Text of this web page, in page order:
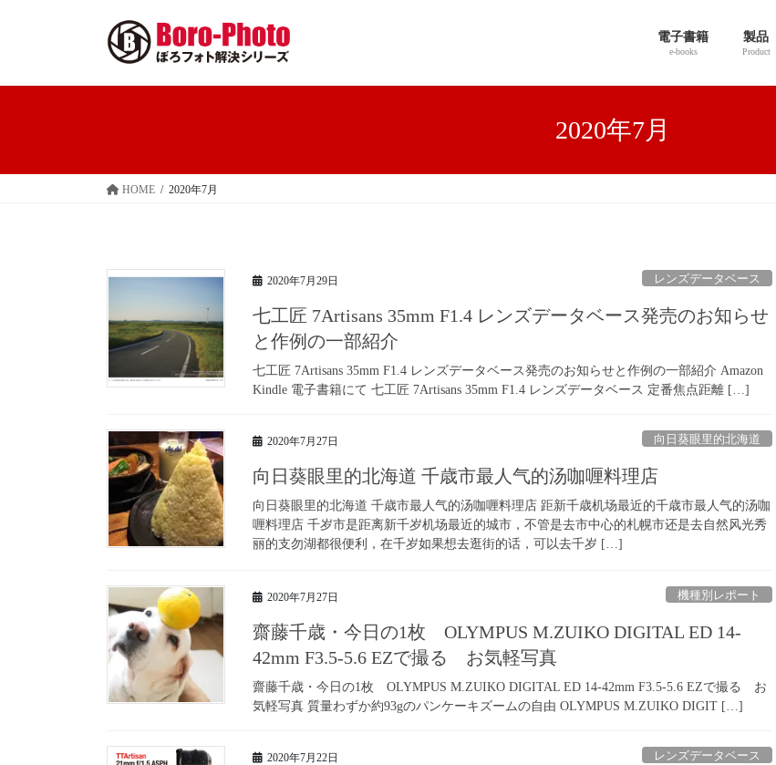
電子書籍
e-books
製品
Product
2020年7月
HOME 2020年7月
2020年7月29日 レンズデータベース
七工匠 7Artisans 35mm F1.4 レンズデータベース発売のお知らせ
と作例の一部紹介
七工匠 7Artisans 35mm F1.4 レンズデータベース発売のお知らせと作例の一部紹介 Amazon
Kindle 電子書籍にて 七工匠 7Artisans 35mm F1.4 レンズデータベース 定番焦点距離 […]
2020年7月27日 向日葵眼里的北海道
向日葵眼里的北海道 千歳市最人气的汤咖喱料理店
向日葵眼里的北海道 千歳市最人气的汤咖喱料理店 距新千歳机场最近的千歳市最人气的汤咖
喱料理店 千岁市是距离新千岁机场最近的城市，不管是去市中心的札幌市还是去自然风光秀
丽的支勿湖都很便利，在千岁如果想去逛街的话，可以去千岁 […]
2020年7月27日 機種別レポート
齋藤千歳・今日の1枚 OLYMPUS M.ZUIKO DIGITAL ED 14-
42mm F3.5-5.6 EZで撮る お気軽写真
齋藤千歳・今日の1枚 OLYMPUS M.ZUIKO DIGITAL ED 14-42mm F3.5-5.6 EZで撮る お
気軽写真 質量わずか約93gのパンケーキズームの自由 OLYMPUS M.ZUIKO DIGIT […]
2020年7月22日 レンズデータベース